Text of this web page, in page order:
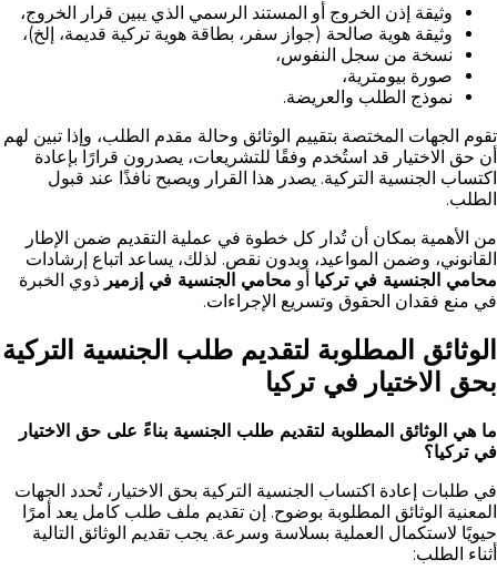
وثيقة إذن الخروج أو المستند الرسمي الذي يبين قرار الخروج،
وثيقة هوية صالحة (جواز سفر، بطاقة هوية تركية قديمة، إلخ)،
نسخة من سجل النفوس،
صورة بيومترية،
نموذج الطلب والعريضة.
تقوم الجهات المختصة بتقييم الوثائق وحالة مقدم الطلب، وإذا تبين لهم
أن حق الاختيار قد استُخدم وفقًا للتشريعات، يصدرون قرارًا بإعادة
اكتساب الجنسية التركية. يصدر هذا القرار ويصبح نافذًا عند قبول
الطلب.
من الأهمية بمكان أن تُدار كل خطوة في عملية التقديم ضمن الإطار
القانوني، وضمن المواعيد، وبدون نقص. لذلك، يساعد اتباع إرشادات
محامي الجنسية في تركيا أو محامي الجنسية في إزمير ذوي الخبرة
في منع فقدان الحقوق وتسريع الإجراءات.
الوثائق المطلوبة لتقديم طلب الجنسية التركية
بحق الاختيار في تركيا
ما هي الوثائق المطلوبة لتقديم طلب الجنسية بناءً على حق الاختيار
في تركيا؟
في طلبات إعادة اكتساب الجنسية التركية بحق الاختيار، تُحدد الجهات
المعنية الوثائق المطلوبة بوضوح. إن تقديم ملف طلب كامل يعد أمرًا
حيويًا لاستكمال العملية بسلاسة وسرعة. يجب تقديم الوثائق التالية
أثناء الطلب: